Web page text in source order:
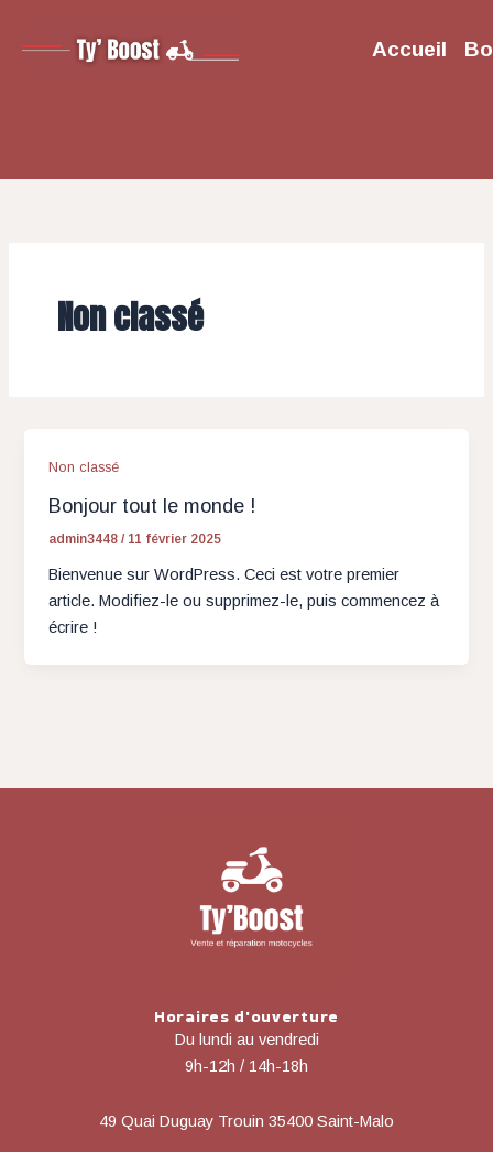
Accueil
Non classé
Non classé
Bonjour tout le monde !
admin3448/ 11 février 2025
Bienvenue sur WordPress. Ceci est votre premier
article. Modifiez-le ou supprimez-le, puis commencez à
écrire !
Horaires d'ouverture
Du lundi au vendredi
9h-12h / 14h-18h
49 Quai Duguay Trouin 35400 Saint-Malo